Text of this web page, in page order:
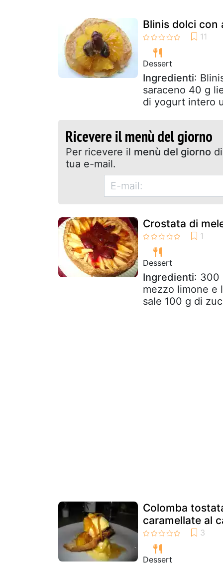
Blinis dolci con
Dessert
Ingredienti:
saraceno 40 g
di yogurt intero
Ricevere il menù del giorno
Per ricevere il menù del giorno
tua e-mail.
Crostata di
Dessert
Ingredienti: 300
mezzo limone e
sale 100 g di
Colomba
caramellate al
Dessert